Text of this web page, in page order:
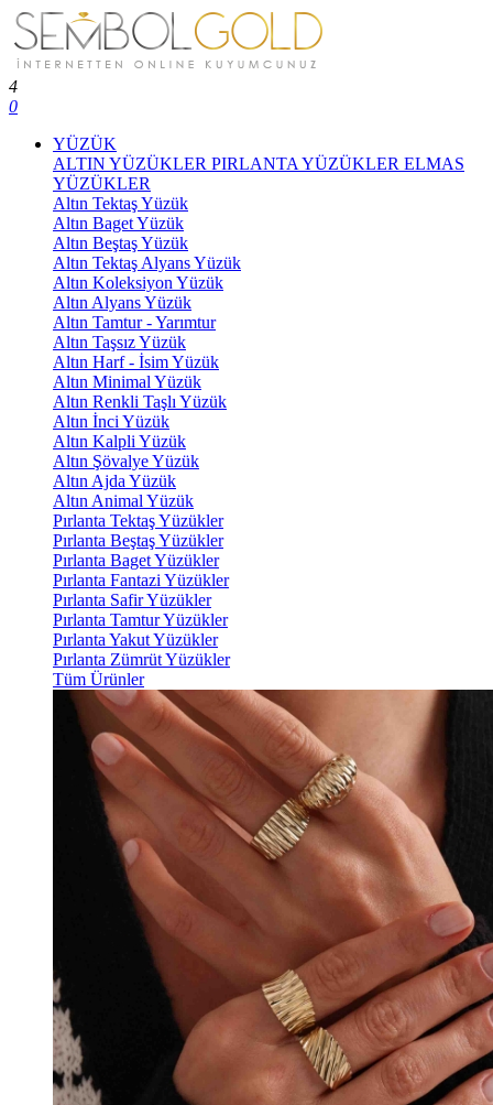
4
0
YÜZÜK
ALTIN YÜZÜKLER PIRLANTA YÜZÜKLER ELMAS
YÜZÜKLER
Altın Tektaş Yüzük
Altın Baget Yüzük
Altın Beştaş Yüzük
Altın Tektaş Alyans Yüzük
Altın Koleksiyon Yüzük
Altın Alyans Yüzük
Altın Tamtur - Yarımtur
Altın Taşsız Yüzük
Altın Harf - İsim Yüzük
Altın Minimal Yüzük
Altın Renkli Taşlı Yüzük
Altın İnci Yüzük
Altın Kalpli Yüzük
Altın Şövalye Yüzük
Altın Ajda Yüzük
Altın Animal Yüzük
Pırlanta Tektaş Yüzükler
Pırlanta Beştaş Yüzükler
Pırlanta Baget Yüzükler
Pırlanta Fantazi Yüzükler
Pırlanta Safir Yüzükler
Pırlanta Tamtur Yüzükler
Pırlanta Yakut Yüzükler
Pırlanta Zümrüt Yüzükler
Tüm Ürünler